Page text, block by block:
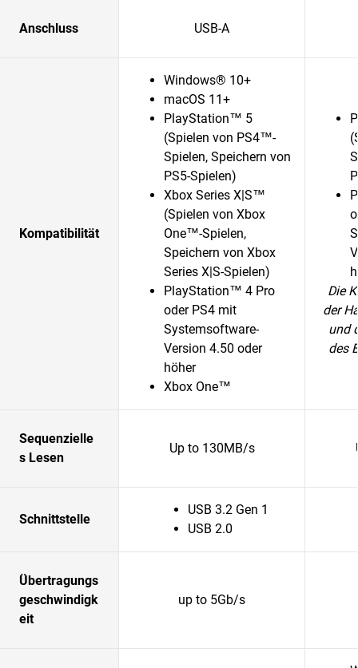
Anschluss USB-A
Kompatibilität
Windows® 10+
macOS 11+
PlayStation™ 5
(Spielen von PS4™-
Spielen, Speichern von
PS5-Spielen)
Xbox Series X|S™
(Spielen von Xbox
One™-Spielen,
Speichern von Xbox
Series X|S-Spielen)
PlayStation™ 4 Pro
oder PS4 mit
Systemsoftware-
Version 4.50 oder
höher
Xbox One™
Die
der
und
des
Sequenzielle
s Lesen
Up to 130MB/s
Schnittstelle
USB 3.2 Gen 1
USB 2.0
Übertragungs
geschwindigk
eit
up to 5Gb/s